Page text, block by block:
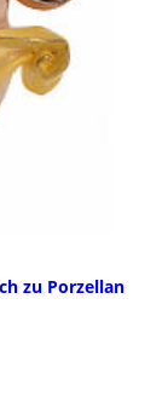
zu Porzellan